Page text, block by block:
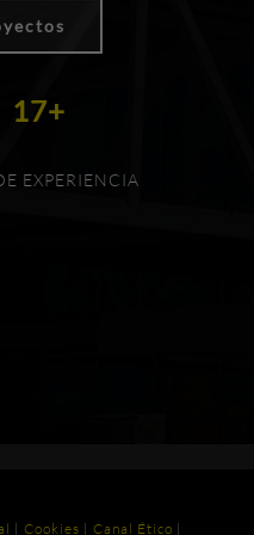
17+
EXPERIENCIA
| Cookies | Canal Ético |